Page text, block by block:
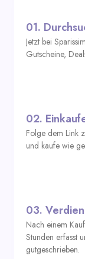
01.
Jetzt bei
Gutscheine,
02.
Folge dem Link
und kaufe wie
03.
Nach einem
Stunden erfasst
gutgeschrieben.